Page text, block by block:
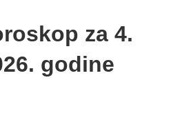
za 4.
godine